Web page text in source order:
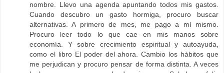
nombre. Llevo una agenda apuntando todos mis gastos.
Cuando descubro un gasto hormiga, procuro buscar
alternativas. A primero de mes, me pago a mí mismo.
Procuro leer todo lo que cae en mis manos sobre
economía. Y sobre crecimiento espiritual y autoayuda,
como el libro El poder del ahora. Cambio los hábitos que
me perjudican y procuro pensar de forma distinta. A veces